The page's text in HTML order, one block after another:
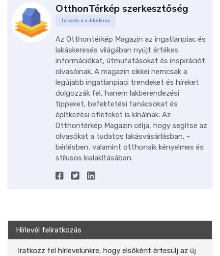
OtthonTérkép szerkesztőség
Tovább a cikkekhez
Az Otthontérkép Magazin az ingatlanpiac és
lakáskeresés világában nyújt értékes
információkat, útmutatásokat és inspirációt
olvasóinak. A magazin cikkei nemcsak a
legújabb ingatlanpiaci trendeket és híreket
dolgozzák fel, hanem lakberendezési
tippeket, befektetési tanácsokat és
építkezési ötleteket is kínálnak. Az
Otthontérkép Magazin célja, hogy segítse az
olvasókat a tudatos lakásvásárlásban, -
bérlésben, valamint otthonaik kényelmes és
stílusos kialakításában.
Hírlevél feliratkozás
Iratkozz fel hírlevelünkre, hogy elsőként értesülj az új